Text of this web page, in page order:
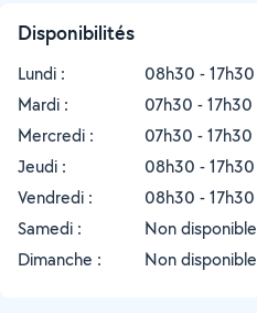
Disponibilités
Lundi :
08h30 - 17h30
Mardi :
07h30 - 17h30
Mercredi :
07h30 - 17h30
Jeudi :
08h30 - 17h30
Vendredi :
08h30 - 17h30
Samedi :
Non disponible
Dimanche :
Non disponible